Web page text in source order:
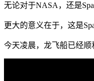
无论对于NASA，还是
更大的意义在于，这是
今天凌晨，龙飞船已经顺